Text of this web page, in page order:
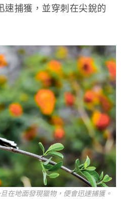
速捕獲，並穿刺在尖銳的
在地面發現獵物，便會迅速捕獲。